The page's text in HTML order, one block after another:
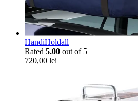
HandiHoldall
Rated 5.00 out of 5
720,00 lei